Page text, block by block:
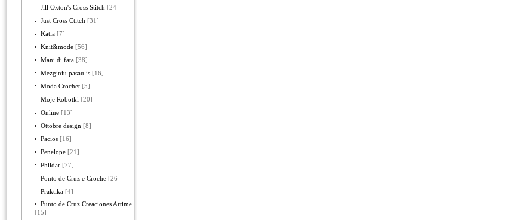
Jill Oxton's Cross Stitch [24]
Just Cross Ctitch [31]
Katia [7]
Knit&mode [56]
Mani di fata [38]
Mezginiu pasaulis [16]
Moda Crochet [5]
Moje Robotki [20]
Online [13]
Ottobre design [8]
Pacios [16]
Penelope [21]
Phildar [77]
Ponto de Cruz e Croche [26]
Praktika [4]
Punto de Cruz Creaciones Artime
[15]